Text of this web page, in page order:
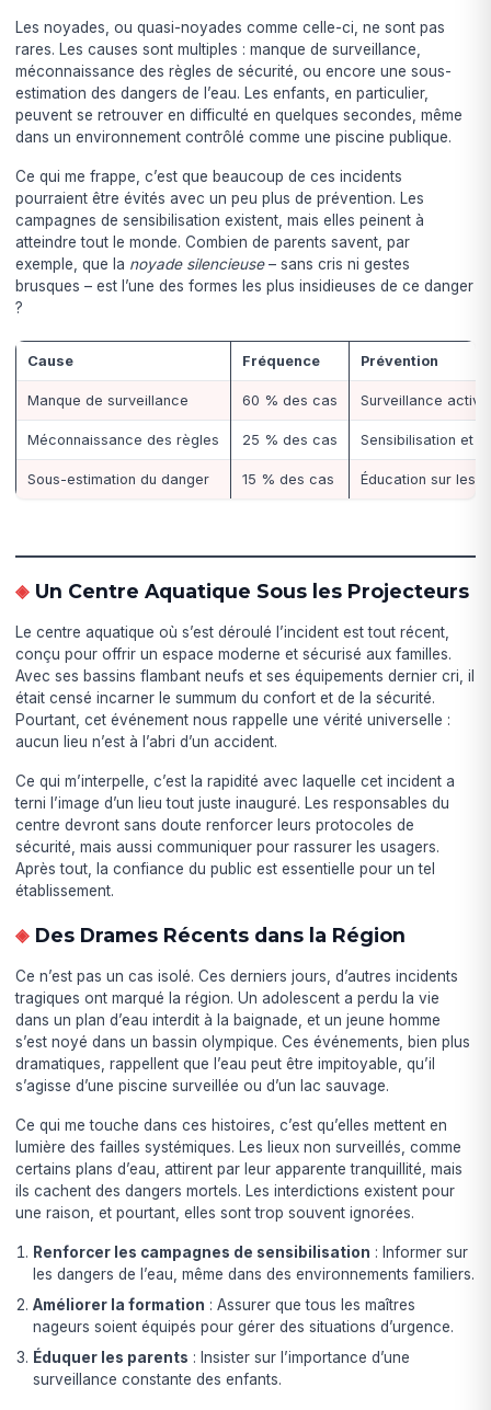
Les noyades, ou quasi-noyades comme celle-ci, ne sont pas
rares. Les causes sont multiples : manque de surveillance,
méconnaissance des règles de sécurité, ou encore une sous-
estimation des dangers de l’eau. Les enfants, en particulier,
peuvent se retrouver en difficulté en quelques secondes, même
dans un environnement contrôlé comme une piscine publique.
Ce qui me frappe, c’est que beaucoup de ces incidents
pourraient être évités avec un peu plus de prévention. Les
campagnes de sensibilisation existent, mais elles peinent à
atteindre tout le monde. Combien de parents savent, par
exemple, que la noyade silencieuse– sans cris ni gestes
brusques – est l’une des formes les plus insidieuses de ce danger
?
Cause Fréquence Prévention
Manque de surveillance 60 % des cas Surveillance
Méconnaissance des règles 25 % des cas Sensibilisation et
Sous-estimation du danger 15 % des cas Éducation sur les
Un Centre Aquatique Sous les Projecteurs
Le centre aquatique où s’est déroulé l’incident est tout récent,
conçu pour offrir un espace moderne et sécurisé aux familles.
Avec ses bassins flambant neufs et ses équipements dernier cri, il
était censé incarner le summum du confort et de la sécurité.
Pourtant, cet événement nous rappelle une vérité universelle :
aucun lieu n’est à l’abri d’un accident.
Ce qui m’interpelle, c’est la rapidité avec laquelle cet incident a
terni l’image d’un lieu tout juste inauguré. Les responsables du
centre devront sans doute renforcer leurs protocoles de
sécurité, mais aussi communiquer pour rassurer les usagers.
Après tout, la confiance du public est essentielle pour un tel
établissement.
Des Drames Récents dans la Région
Ce n’est pas un cas isolé. Ces derniers jours, d’autres incidents
tragiques ont marqué la région. Un adolescent a perdu la vie
dans un plan d’eau interdit à la baignade, et un jeune homme
s’est noyé dans un bassin olympique. Ces événements, bien plus
dramatiques, rappellent que l’eau peut être impitoyable, qu’il
s’agisse d’une piscine surveillée ou d’un lac sauvage.
Ce qui me touche dans ces histoires, c’est qu’elles mettent en
lumière des failles systémiques. Les lieux non surveillés, comme
certains plans d’eau, attirent par leur apparente tranquillité, mais
ils cachent des dangers mortels. Les interdictions existent pour
une raison, et pourtant, elles sont trop souvent ignorées.
Renforcer les campagnes de sensibilisation : Informer sur
les dangers de l’eau, même dans des environnements familiers.
Améliorer la formation : Assurer que tous les maîtres
nageurs soient équipés pour gérer des situations d’urgence.
Éduquer les parents : Insister sur l’importance d’une
surveillance constante des enfants.